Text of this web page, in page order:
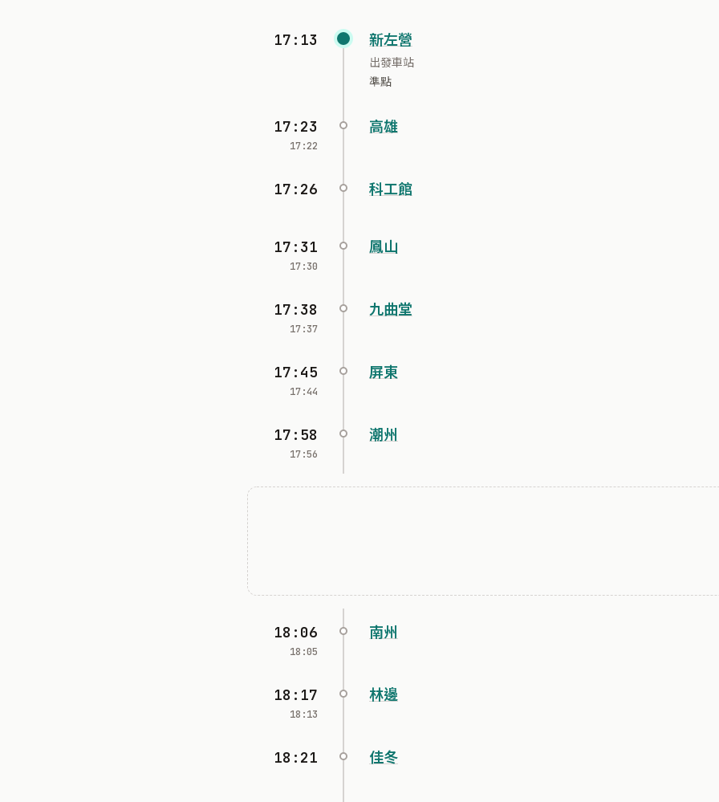
17:13 新左營
出發車站
準點
17:23
17:22
高雄
17:26 科工館
17:31
17:30
鳳山
17:38
17:37
九曲堂
17:45
17:44
屏東
17:58
17:56
潮州
18:06
18:05
南州
18:17
18:13
林邊
18:21 佳冬